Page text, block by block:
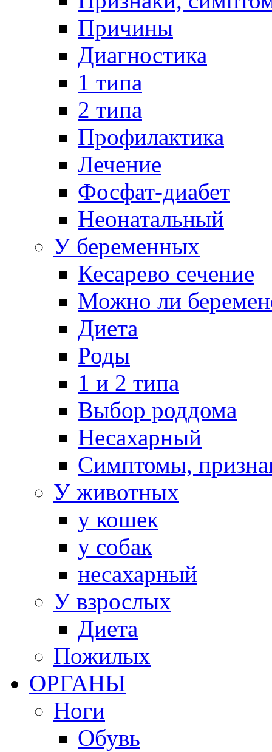
Причины
Диагностика
1 типа
2 типа
Профилактика
Лечение
Фосфат-диабет
Неонатальный
У беременных
Кесарево сечение
Можно ли
Диета
Роды
1 и 2 типа
Выбор роддома
Несахарный
Симптомы,
У животных
у кошек
у собак
несахарный
У взрослых
Диета
Пожилых
ОРГАНЫ
Ноги
Обувь